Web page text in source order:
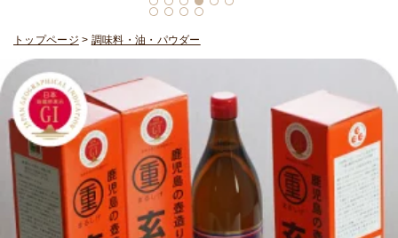
トップページ > 調味料・油・パウダー